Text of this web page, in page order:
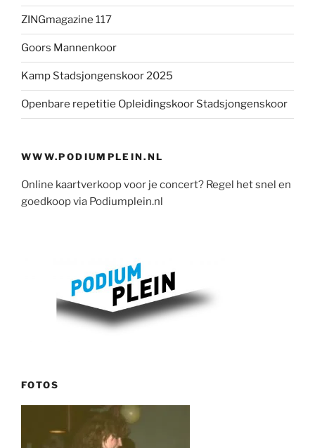
ZINGmagazine 117
Goors Mannenkoor
Kamp Stadsjongenskoor 2025
Openbare repetitie Opleidingskoor Stadsjongenskoor
WWW.PODIUMPLEIN.NL
Online kaartverkoop voor je concert? Regel het snel en
goedkoop via Podiumplein.nl
FOTOS